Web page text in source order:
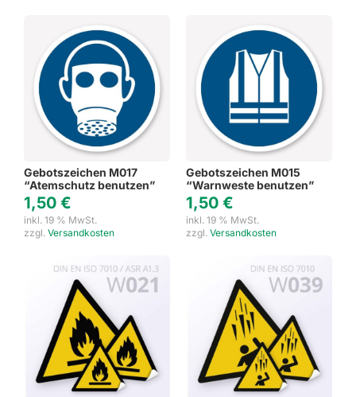
Gebotszeichen M017
“Atemschutz benutzen”
1,50 €
inkl. 19 % MwSt.
zzgl. Versandkosten
Gebotszeichen M015
“Warnweste benutzen”
1,50 €
inkl. 19 % MwSt.
zzgl. Versandkosten